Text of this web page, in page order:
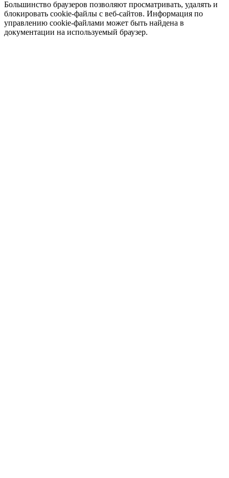
Большинство браузеров позволяют просматривать, удалять и
блокировать cookie-файлы c веб-сайтов. Информация по
управлению cookie-файлами может быть найдена в
документации на используемый браузер.